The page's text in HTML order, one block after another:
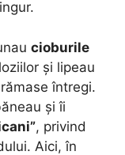
cioburile
și lipeau
întregi.
și îi
, privind
Aici, în